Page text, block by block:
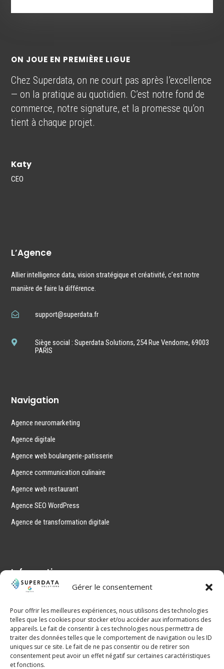
Gérer le consentement
Pour offrir les meilleures expériences, nous utilisons des technologies
telles que les cookies pour stocker et/ou accéder aux informations des
appareils. Le fait de consentir à ces technologies nous permettra de
traiter des données telles que le comportement de navigation ou les ID
uniques sur ce site. Le fait de ne pas consentir ou de retirer son
consentement peut avoir un effet négatif sur certaines caractéristiques
et fonctions.
ON JOUE EN PREMIÈRE LIGUE
Chez Superdata, on ne court pas après l’excellence
— on la pratique au quotidien. C’est notre fond de
commerce, notre signature, et la promesse qu’on
tient à chaque projet.
Katy
CEO
L’Agence
Allier intelligence data, vision stratégique et créativité, c’est notre
manière de faire la différence.
 support@superdata.fr

Siège social : Superdata Solutions, 254 Rue Vendome, 69003
PARIS
Navigation
Agence neuromarketing
Agence digitale
Agence web boulangerie-patisserie
Agence communication culinaire
Agence web restaurant
Agence SEO WordPress
Agence de transformation digitale
Informations
Mentions légales
Politique de confidentialité
CGV
Sitemap